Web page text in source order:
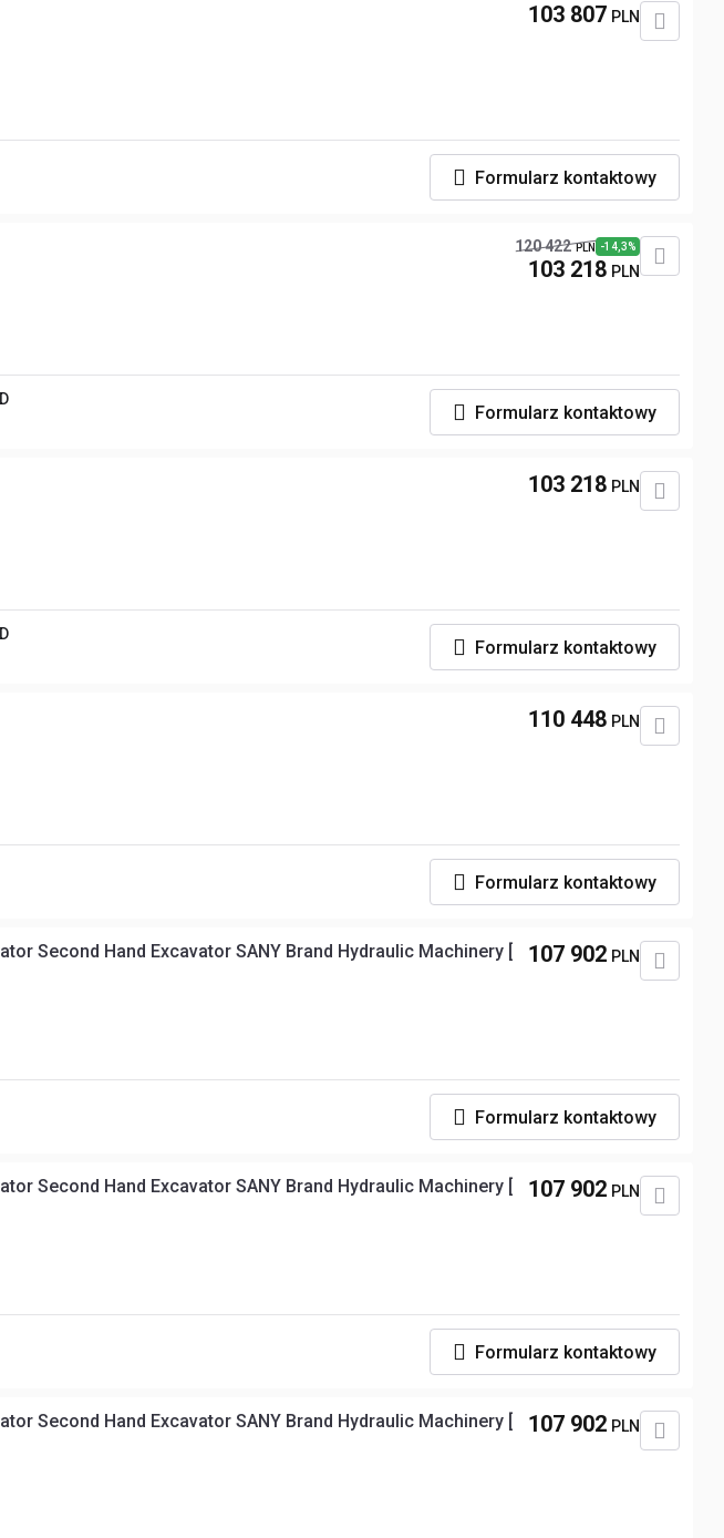
103 807 PLN
Formularz kontaktowy
120 422 PLN -14,3%
103 218 PLN
Formularz kontaktowy
103 218 PLN
Formularz kontaktowy
110 448 PLN
Formularz kontaktowy
Second Hand Excavator SANY Brand Hydraulic Machinery [
107 902 PLN
Formularz kontaktowy
Second Hand Excavator SANY Brand Hydraulic Machinery [
107 902 PLN
Formularz kontaktowy
Second Hand Excavator SANY Brand Hydraulic Machinery [
107 902 PLN